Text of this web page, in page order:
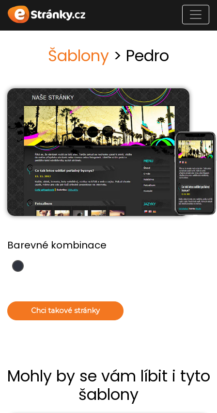
Šablony > Pedro
Barevné kombinace
Chci takové stránky
Mohly by se vám líbit i tyto
šablony